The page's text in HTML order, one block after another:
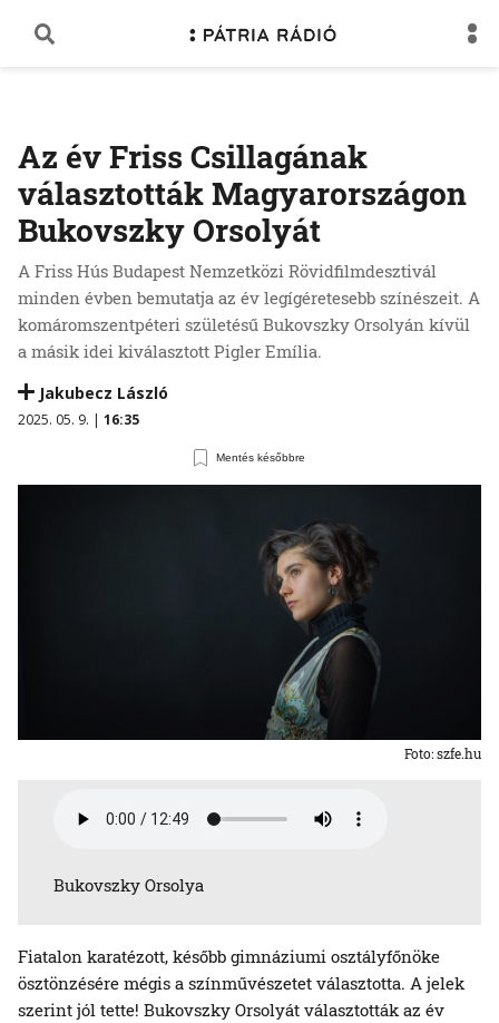
Az év Friss Csillagának
választották Magyarországon
Bukovszky Orsolyát
A Friss Hús Budapest Nemzetközi Rövidfilmdesztivál
minden évben bemutatja az év legígéretesebb színészeit. A
komáromszentpéteri születésű Bukovszky Orsolyán kívül
a másik idei kiválasztott Pigler Emília.
Jakubecz László
2025. 05. 9. | 16:35
Mentés későbbre
Foto: szfe.hu
Bukovszky Orsolya
Fiatalon karatézott, később gimnáziumi osztályfőnöke
ösztönzésére mégis a színművészetet választotta. A jelek
szerint jól tette! Bukovszky Orsolyát választották az év